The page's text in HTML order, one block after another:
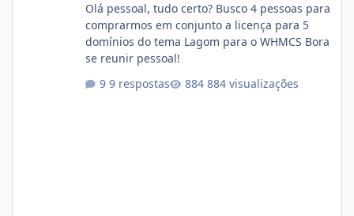
Olá pessoal, tudo certo? Busco 4 pessoas para
comprarmos em conjunto a licença para 5
domínios do tema Lagom para o WHMCS Bora
se reunir pessoal!
9 respostas
884 visualizações